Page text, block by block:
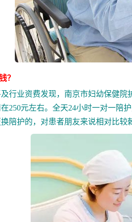
？
业资费发现，南京市妇幼保健院
250元左右。全天24小时一对一陪
陪护的，对患者朋友来说相对比较